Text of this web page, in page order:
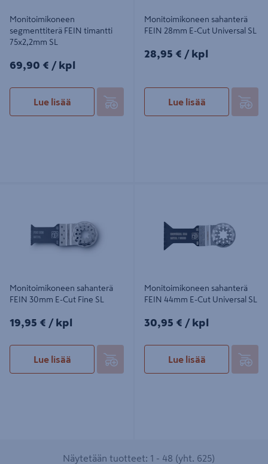
Monitoimikoneen
segmenttiterä FEIN timantti
75x2,2mm SL
69,90€/kpl
69,90 € / kpl
Lue lisää
Monitoimikoneen sahanterä
FEIN 28mm E-Cut Universal SL
28,95€/kpl
28,95 € / kpl
Lue lisää
Monitoimikoneen sahanterä
FEIN 30mm E-Cut Fine SL
19,95€/kpl
19,95 € / kpl
Lue lisää
Monitoimikoneen sahanterä
FEIN 44mm E-Cut Universal SL
30,95€/kpl
30,95 € / kpl
Lue lisää
Näytetään tuotteet: 1 - 48 (yht. 625)